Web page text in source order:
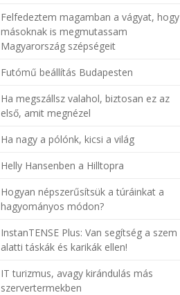
Felfedeztem magamban a vágyat, hogy
másoknak is megmutassam
Magyarország szépségeit
Futómű beállítás Budapesten
Ha megszállsz valahol, biztosan ez az
első, amit megnézel
Ha nagy a pólónk, kicsi a világ
Helly Hansenben a Hilltopra
Hogyan népszerűsítsük a túráinkat a
hagyományos módon?
InstanTENSE Plus: Van segítség a szem
alatti táskák és karikák ellen!
IT turizmus, avagy kirándulás más
szervertermekben